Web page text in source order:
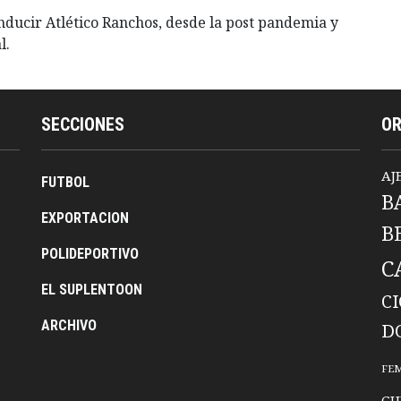
Atlético Ranchos, desde la post pandemia y
SECCIONES
FUTBOL
EXPORTACION
POLIDEPORTIVO
EL SUPLENTOON
ARCHIVO